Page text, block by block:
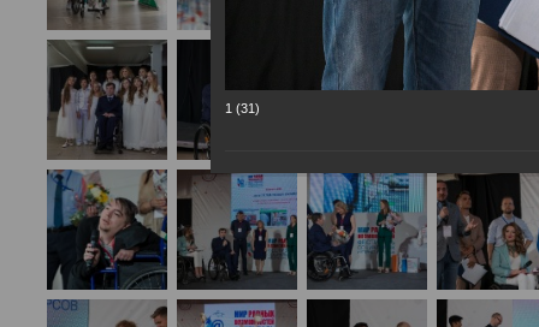
1 (31)